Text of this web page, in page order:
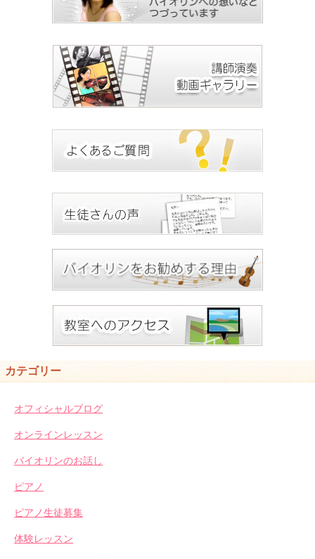
カテゴリー
オフィシャルブログ
オンラインレッスン
バイオリンのお話し
ピアノ
ピアノ生徒募集
体験レッスン